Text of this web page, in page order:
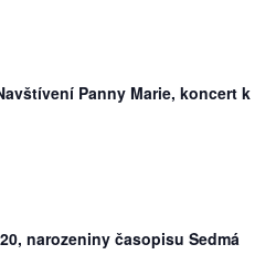
Panny Marie, koncert k
narozeniny časopisu Sedmá